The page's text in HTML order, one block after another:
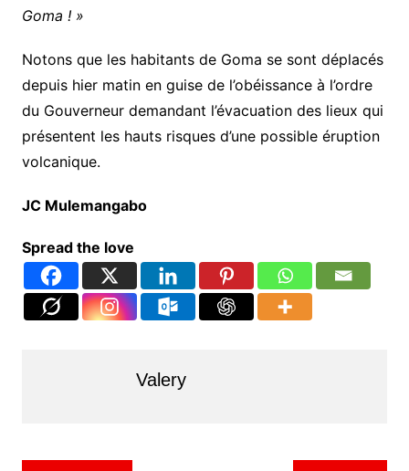
Goma ! »
Notons que les habitants de Goma se sont déplacés
depuis hier matin en guise de l’obéissance à l’ordre
du Gouverneur demandant l’évacuation des lieux qui
présentent les hauts risques d’une possible éruption
volcanique.
JC Mulemangabo
Spread the love
Valery